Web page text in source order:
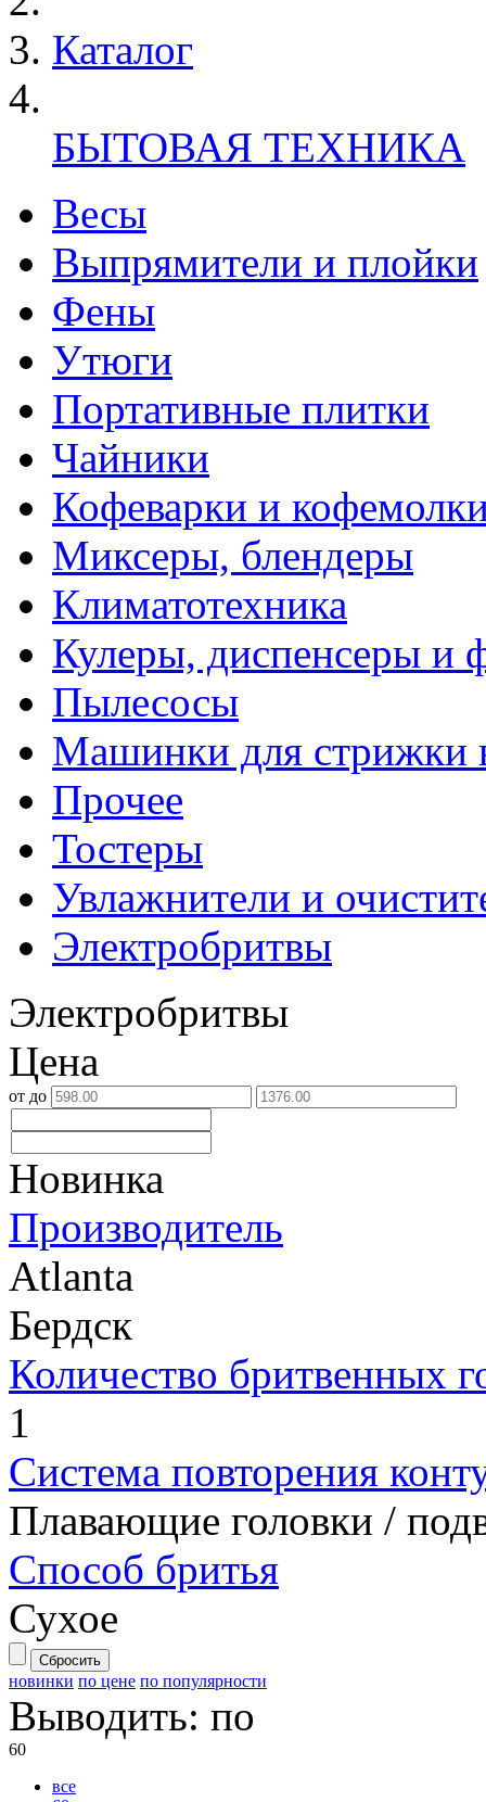
Каталог
БЫТОВАЯ ТЕХНИКА
Весы
Выпрямители и плойки
Фены
Утюги
Портативные плитки
Чайники
Кофеварки и
Миксеры, блендеры
Климатотехника
Кулеры, диспенсеры и
Пылесосы
Машинки для стрижки
Прочее
Тостеры
Увлажнители и
Электробритвы
Электробритвы
Цена
от до
Новинка
Производитель
Atlanta
Бердск
Количество бритвенных
1
Система повторения
Плавающие головки /
Способ бритья
Сухое
Сбросить
новинки по цене по популярности
Выводить: по
60
все